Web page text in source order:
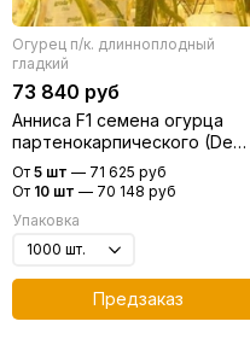
Огурец п/к. длинноплодный
гладкий
73 840 руб
Анниса F1 семена огурца
партенокарпического (De
Ruiter Seeds / Де Ройтер
Сидс)
От 5 шт — 71 625 руб
От 10 шт — 70 148 руб
Упаковка
Предзаказ